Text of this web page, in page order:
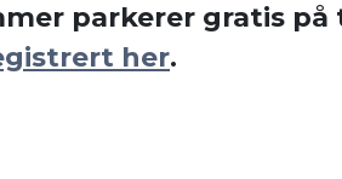
parkerer gratis
her.